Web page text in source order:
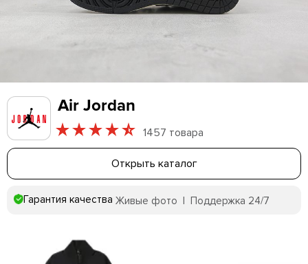
Air Jordan
1457 товара
Открыть каталог
Гарантия качества Живые фото | Поддержка 24/7